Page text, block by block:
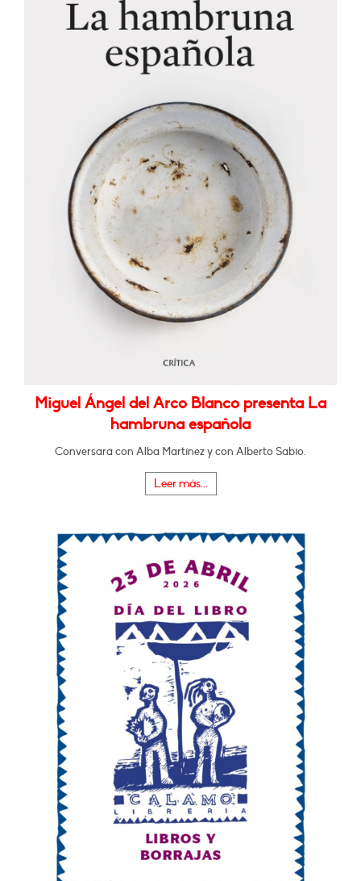
Miguel Ángel del Arco Blanco presenta La
hambruna española
Conversará con Alba Martínez y con Alberto Sabio.
Leer más...